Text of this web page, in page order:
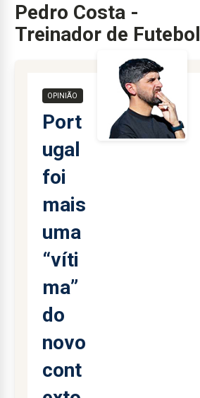
Pedro Costa -
Treinador de Futebol
OPINIÃO
Port
ugal
foi
mais
uma
“víti
ma”
do
novo
cont